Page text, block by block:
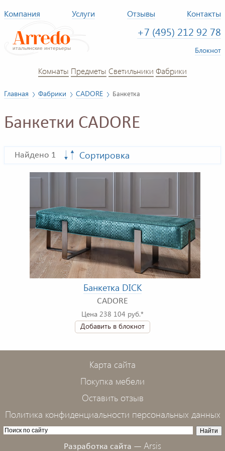
Компания Услуги Отзывы Контакты
+7 (495) 212 92 78
Блокнот
Комнаты Предметы Светильники Фабрики
Главная Фабрики CADORE Банкетка
Банкетки CADORE
Найдено 1 Сортировка
Банкетка DICK
CADORE
Цена 238 104 руб.*
Добавить в блокнот
Карта сайта
Покупка мебели
Оставить отзыв
Политика конфиденциальности персональных данных
Разработка сайта — Arsis